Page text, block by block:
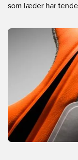
som læder har